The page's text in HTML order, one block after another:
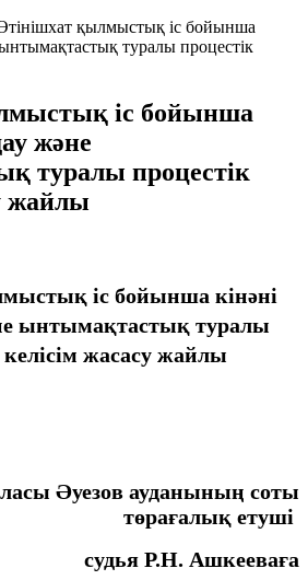
қылмыстық іс бойынша
туралы процестік
іс бойынша
және
туралы процестік
жайлы
іс бойынша кінәні
ынтымақтастық туралы
келісім жасасу жайлы
Әуезов ауданының соты
төрағалық етуші
судья Р.Н. Ашкееваға